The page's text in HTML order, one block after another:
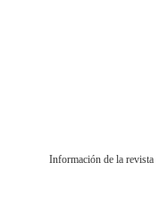
Información de la revista